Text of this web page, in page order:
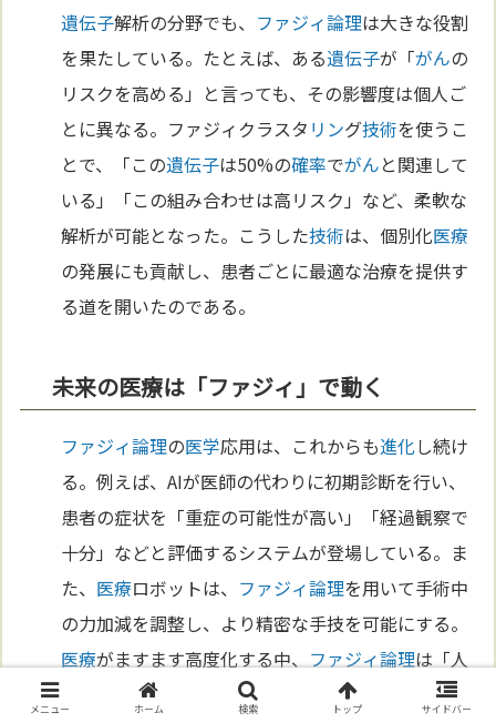
遺伝子解析の分野でも、 ファジィ論理は大きな役割
を果たしている。たとえば、ある遺伝子が「がんの
リスクを高める」と言っても、その影響度は個人ご
とに異なる。ファジィクラスタ リング技術を使うこ
とで、「この遺伝子は50%の確率でがんと関連して
いる」「この組み合わせは高リスク」など、柔軟な
解析が可能となった。こうした技術は、個別化医療
の発展にも貢献し、患者ごとに最適な治療を提供す
る道を開いたのである。
未来の医療は「ファジィ」で動く
ファジィ論理の医学応用は、これからも進化し続け
る。例えば、AIが医師の代わりに初期診断を行い、
患者の症状を「重症の可能性が高い」「経過観察で
十分」などと評価するシステムが登場している。ま
た、 医療ロボットは、 ファジィ論理を用いて手術中
の力加減を調整し、より精密な手技を可能にする。
医療がますます高度化する中、ファジィ論理は「人
間の曖昧な感覚を
値化する」ことで、より優れた
メニュー ホーム 検索 トップ サイドバー